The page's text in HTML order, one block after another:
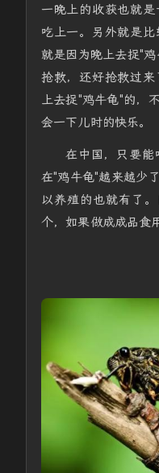
一晚上的收获也就
吃上一。另外就是
就是因为晚上去捉"
抢救，还好抢救过
上去捉"鸡牛龟"的，
会一下儿时的快乐。
在中国，只要能
在"鸡牛龟"越来越少
以养殖的也就有了
个，如果做成成品食